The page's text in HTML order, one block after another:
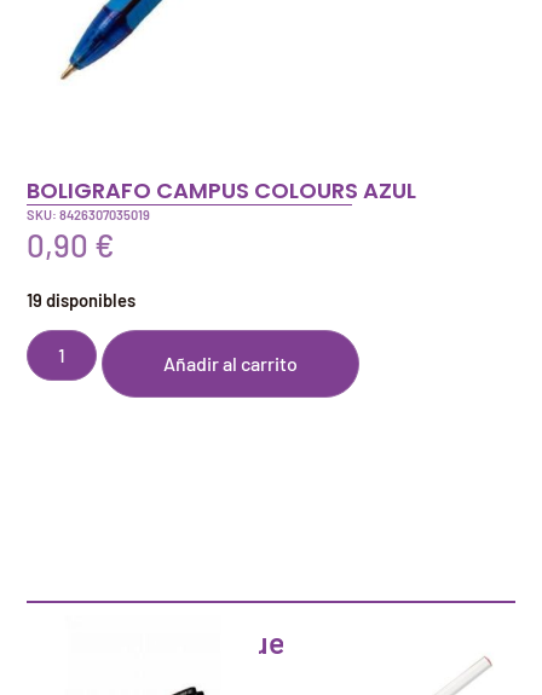
BOLIGRAFO CAMPUS COLOURS AZUL
SKU: 8426307035019
0,90 €
19 disponibles
Añadir al carrito
Artículos que pueden interesarte